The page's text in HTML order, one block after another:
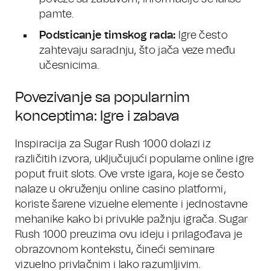
pamte.
Podsticanje timskog rada: Igre često
zahtevaju saradnju, što jača veze među
učesnicima.
Povezivanje sa popularnim
konceptima: Igre i zabava
Inspiracija za Sugar Rush 1000 dolazi iz
različitih izvora, uključujući popularne online igre
poput fruit slots. Ove vrste igara, koje se često
nalaze u okruženju online casino platformi,
koriste šarene vizuelne elemente i jednostavne
mehanike kako bi privukle pažnju igrača. Sugar
Rush 1000 preuzima ovu ideju i prilagođava je
obrazovnom kontekstu, čineći seminare
vizuelno privlačnim i lako razumljivim.